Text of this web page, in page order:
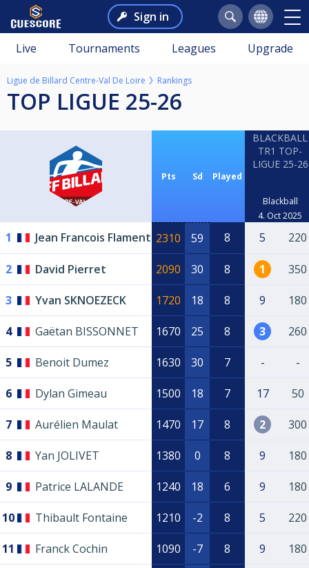
Sign in
Live Tournaments Leagues Upgrade
Ligue de Billard Centre-Val De Loire Rankings
TOP LIGUE 25-26
Pts Sd Played
BLACKBALL
TR1 TOP-
LIGUE 25-26
Blackball
4. Oct 2025
1 Jean Francois Flament 2310 59 8 5 220
2 David Pierret 2090 30 8 1 350
3 Yvan SKNOEZECK 1720 18 8 9 180
4 Gaëtan BISSONNET 1670 25 8 3 260
5 Benoit Dumez 1630 30 7 - -
6 Dylan Gimeau 1500 18 7 17 50
7 Aurélien Maulat 1470 17 8 2 300
8 Yan JOLIVET 1380 0 8 9 180
9 Patrice LALANDE 1240 18 6 9 180
10 Thibault Fontaine 1210 -2 8 5 220
11 Franck Cochin 1090 -7 8 9 180